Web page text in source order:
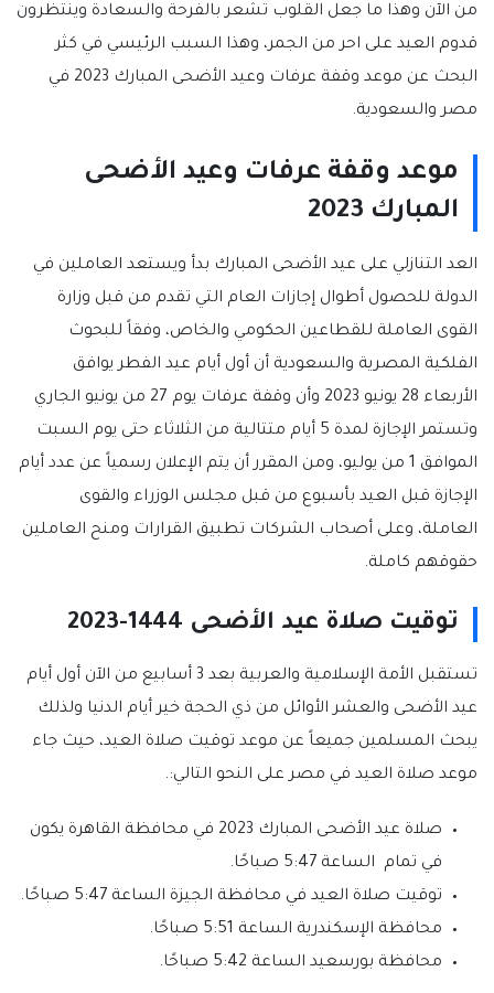
من الآن وهذا ما جعل القلوب تشعر بالفرحة والسعادة وينتظرون
قدوم العيد على احر من الجمر، وهذا السبب الرئيسي في كثر
البحث عن موعد وقفة عرفات وعيد الأضحى المبارك 2023 في
مصر والسعودية.
موعد وقفة عرفات وعيد الأضحى
المبارك 2023
العد التنازلي على عيد الأضحى المبارك بدأ ويستعد العاملين في
الدولة للحصول أطوال إجازات العام التي تقدم من قبل وزارة
القوى العاملة للقطاعين الحكومي والخاص، وفقاً للبحوث
الفلكية المصرية والسعودية أن أول أيام عيد الفطر يوافق
الأربعاء 28 يونيو 2023 وأن وقفة عرفات يوم 27 من يونيو الجاري
وتستمر الإجازة لمدة 5 أيام متتالية من الثلاثاء حتى يوم السبت
الموافق 1 من يوليو، ومن المقرر أن يتم الإعلان رسمياً عن عدد أيام
الإجازة قبل العيد بأسبوع من قبل مجلس الوزراء والقوى
العاملة، وعلى أصحاب الشركات تطبيق القرارات ومنح العاملين
حقوقهم كاملة.
توقيت صلاة عيد الأضحى 1444-2023
تستقبل الأمة الإسلامية والعربية بعد 3 أسابيع من الآن أول أيام
عيد الأضحى والعشر الأوائل من ذي الحجة خير أيام الدنيا ولذلك
يبحث المسلمين جميعاً عن موعد توقيت صلاة العيد، حيث جاء
موعد صلاة العيد في مصر على النحو التالي:.
صلاة عيد الأضحى المبارك 2023 في محافظة القاهرة يكون
في تمام الساعة 5:47 صباحًا.
توقيت صلاة العيد في محافظة الجيزة الساعة 5:47 صباحًا.
محافظة الإسكندرية الساعة 5:51 صباحًا.
محافظة بورسعيد الساعة 5:42 صباحًا.